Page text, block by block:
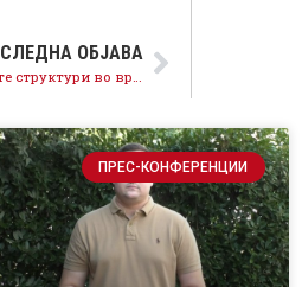
СЛЕДНА ОБЈАВА
ПРЕС-КОНФЕРЕНЦИИ